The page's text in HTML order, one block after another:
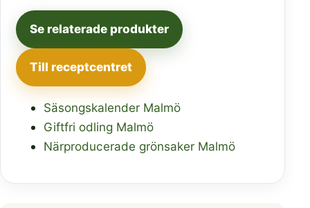
Se relaterade produkter
Till receptcentret
Säsongskalender Malmö
Giftfri odling Malmö
Närproducerade grönsaker Malmö